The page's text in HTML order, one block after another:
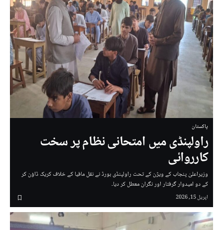
پاکستان
راولپنڈی میں امتحانی نظام پر سخت
کارروائی
وزیراعلیٰ پنجاب کے ویژن کے تحت راولپنڈی بورڈ نے نقل مافیا کے خلاف کریک ڈاؤن کر
کے دو امیدوار گرفتار اور نگران معطل کر دیا۔
اپریل 15, 2026